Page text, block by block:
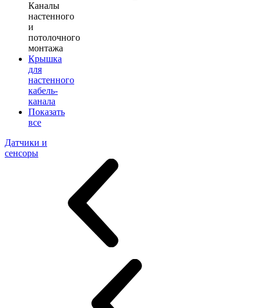
Каналы
настенного
и
потолочного
монтажа
Крышка
для
настенного
кабель-
канала
Показать
все
Датчики и
сенсоры